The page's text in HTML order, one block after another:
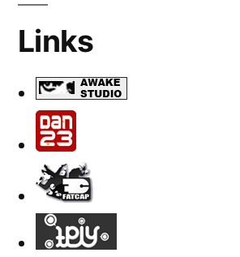
Links